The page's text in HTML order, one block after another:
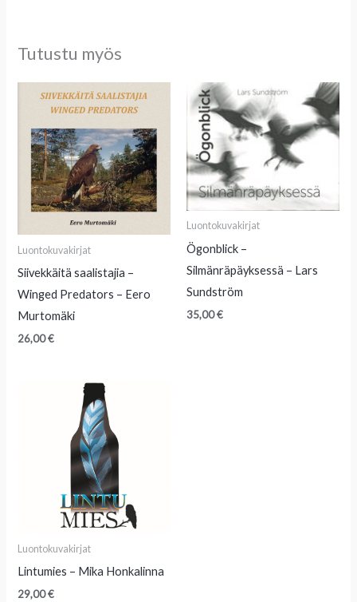
Tutustu myös
Luontokuvakirjat
Siivekkäitä saalistajia –
Winged Predators – Eero
Murtomäki
26,00€
Luontokuvakirjat
Ögonblick –
Silmänräpäyksessä – Lars
Sundström
35,00€
Luontokuvakirjat
Lintumies – Mika Honkalinna
29,00€